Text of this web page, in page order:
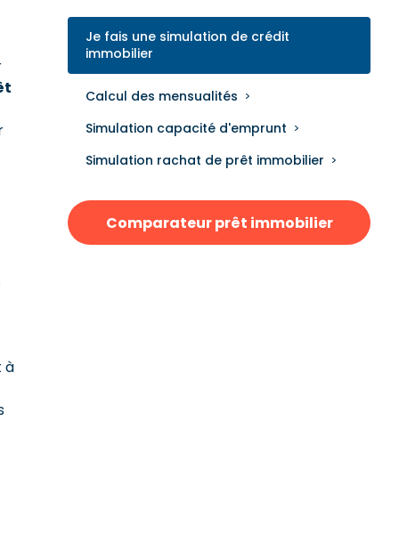
à
Je fais une simulation de crédit
immobilier
Calcul des mensualités
Simulation capacité d'emprunt
Simulation rachat de prêt immobilier
Comparateur prêt immobilier